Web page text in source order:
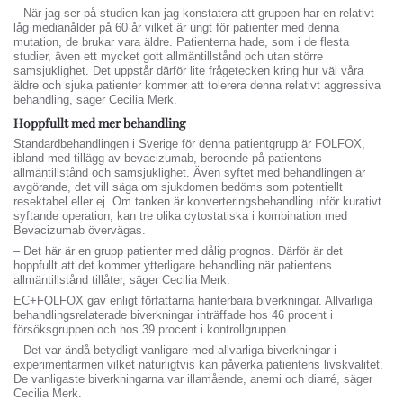
– När jag ser på studien kan jag konstatera att gruppen har en relativt
låg medianålder på 60 år vilket är ungt för patienter med denna
mutation, de brukar vara äldre. Patienterna hade, som i de flesta
studier, även ett mycket gott allmäntillstånd och utan större
samsjuklighet. Det uppstår därför lite frågetecken kring hur väl våra
äldre och sjuka patienter kommer att tolerera denna relativt aggressiva
behandling, säger Cecilia Merk.
Hoppfullt med mer behandling
Standardbehandlingen i Sverige för denna patientgrupp är FOLFOX,
ibland med tillägg av bevacizumab, beroende på patientens
allmäntillstånd och samsjuklighet. Även syftet med behandlingen är
avgörande, det vill säga om sjukdomen bedöms som potentiellt
resektabel eller ej. Om tanken är konverteringsbehandling inför kurativt
syftande operation, kan tre olika cytostatiska i kombination med
Bevacizumab övervägas.
– Det här är en grupp patienter med dålig prognos. Därför är det
hoppfullt att det kommer ytterligare behandling när patientens
allmäntillstånd tillåter, säger Cecilia Merk.
EC+FOLFOX gav enligt författarna hanterbara biverkningar. Allvarliga
behandlingsrelaterade biverkningar inträffade hos 46 procent i
försöksgruppen och hos 39 procent i kontrollgruppen.
– Det var ändå betydligt vanligare med allvarliga biverkningar i
experimentarmen vilket naturligtvis kan påverka patientens livskvalitet.
De vanligaste biverkningarna var illamående, anemi och diarré, säger
Cecilia Merk.